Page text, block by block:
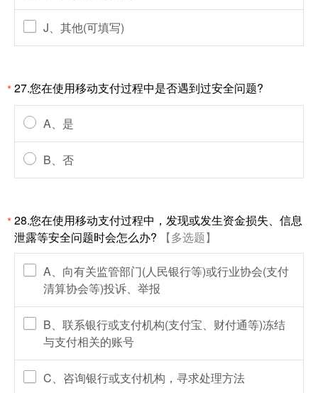
J、其他(可填写)
*27.您在使用移动支付过程中是否遇到过安全问题?
A、是
B、否
*28.您在使用移动支付过程中，发现或发生资金损失、信息
泄露等安全问题时会怎么办?
【多选题】
A、向有关监管部门(人民银行等)或行业协会(支付
清算协会等)投诉、举报
B、联系银行或支付机构(支付宝、财付通等)冻结
与支付相关的账号
C、咨询银行或支付机构，寻求处理方法